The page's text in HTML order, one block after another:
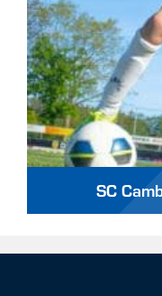
SC